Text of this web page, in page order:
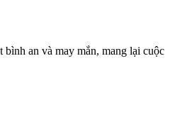
an và may mắn, mang lại cuộc